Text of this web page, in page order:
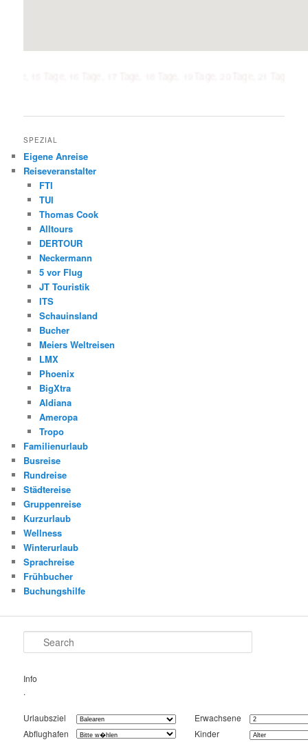
SPEZIAL
Eigene Anreise
Reiseveranstalter
FTI
TUI
Thomas Cook
Alltours
DERTOUR
Neckermann
5 vor Flug
JT Touristik
ITS
Schauinsland
Bucher
Meiers Weltreisen
LMX
Phoenix
BigXtra
Aldiana
Ameropa
Tropo
Familienurlaub
Busreise
Rundreise
Städtereise
Gruppenreise
Kurzurlaub
Wellness
Winterurlaub
Sprachreise
Frühbucher
Buchungshilfe
Search
Info
.
Urlaubsziel
Erwachsene
Abflughafen
Kinder